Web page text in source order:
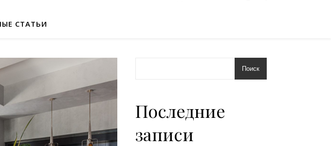
СТАТЬИ
Поиск
Последние
записи